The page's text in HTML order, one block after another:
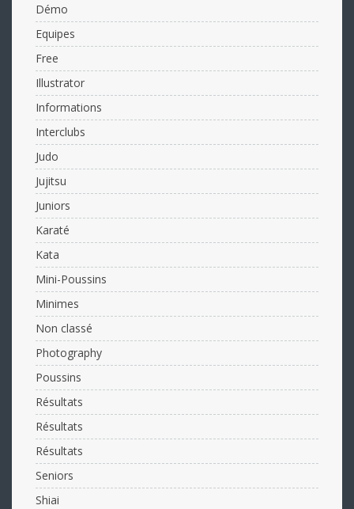
Démo
Equipes
Free
Illustrator
Informations
Interclubs
Judo
Jujitsu
Juniors
Karaté
Kata
Mini-Poussins
Minimes
Non classé
Photography
Poussins
Résultats
Résultats
Résultats
Seniors
Shiai